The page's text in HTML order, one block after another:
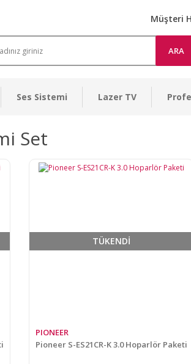
Müşteri
ARA
Ses Sistemi Lazer TV
Set
TÜKENDİ
PIONEER
Pioneer S-ES21CR-K 3.0 Hoparlör Paketi